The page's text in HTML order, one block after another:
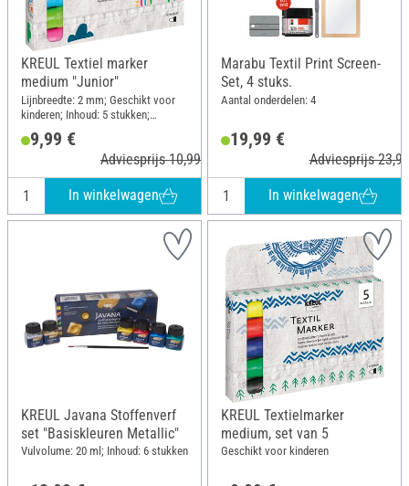
KREUL Textiel marker
medium "Junior"
Lijnbreedte: 2 mm; Geschikt voor
kinderen; Inhoud: 5 stukken;
9,99 €
Adviesprijs 10,99 €
In winkelwagen
Marabu Textil Print Screen-
Set, 4 stuks.
Aantal onderdelen: 4
19,99 €
Adviesprijs
In winkelwagen
KREUL Javana Stoffenverf
set "Basiskleuren Metallic"
Vulvolume: 20 ml; Inhoud: 6 stukken
KREUL Textielmarker
medium, set van 5
Geschikt voor kinderen